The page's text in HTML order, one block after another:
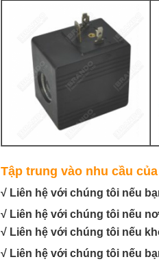
Tập trung vào nhu cầu
√ Liên hệ với chúng tôi nếu
√ Liên hệ với chúng tôi nếu
√ Liên hệ với chúng tôi nếu
√ Liên hệ với chúng tôi nếu